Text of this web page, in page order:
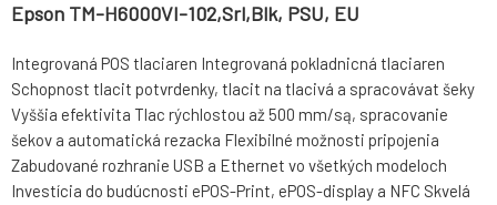
Epson TM-H6000VI-102,Srl,Blk, PSU, EU
Integrovaná POS tlaciaren Integrovaná pokladnicná tlaciaren
Schopnost tlacit potvrdenky, tlacit na tlacivá a spracovávat šeky
Vyššia efektivita Tlac rýchlostou až 500 mm/są, spracovanie
šekov a automatická rezacka Flexibilné možnosti pripojenia
Zabudované rozhranie USB a Ethernet vo všetkých modeloch
Investícia do budúcnosti ePOS-Print, ePOS-display a NFC Skvelá